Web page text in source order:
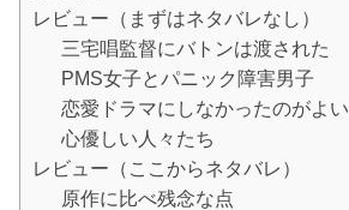
レビュー（まずはネタバレなし）
三宅唱監督にバトンは渡された
PMS女子とパニック障害男子
恋愛ドラマにしなかったのがよい
心優しい人々たち
レビュー（ここからネタバレ）
原作に比べ残念な点